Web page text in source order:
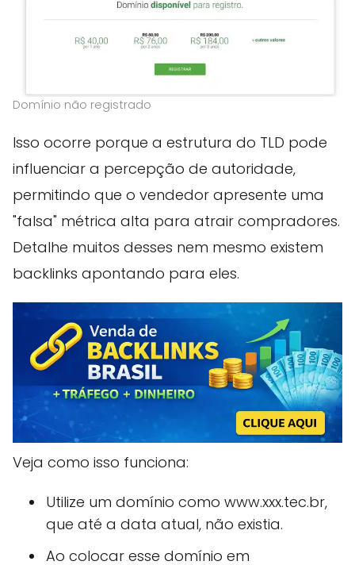
Domínio não registrado
Isso ocorre porque a estrutura do TLD pode
influenciar a percepção de autoridade,
permitindo que o vendedor apresente uma
"falsa" métrica alta para atrair compradores.
Detalhe muitos desses nem mesmo existem
backlinks apontando para eles.
Veja como isso funciona:
Utilize um domínio como www.xxx.tec.br,
que até a data atual, não existia.
Ao colocar esse domínio em